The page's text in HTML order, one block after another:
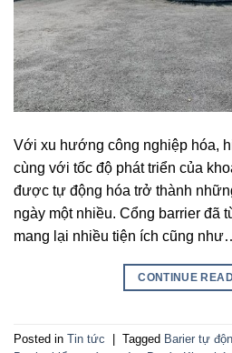
Với xu hướng công nghiệp hóa,
cùng với tốc độ phát triển của
được tự động hóa trở thành
ngày một nhiều. Cổng barrier đã
mang lại nhiều tiện ích cũng
CONTINUE
Posted in Tin tức Tagged Barier tự